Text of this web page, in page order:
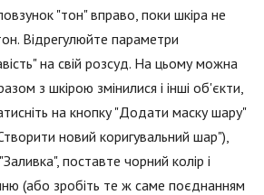
"тон" вправо, поки шкіра не
Відрегулюйте параметри
на свій розсуд. На цьому можна
з шкірою змінилися і інші об'єкти,
на кнопку "Додати маску шару"
новий коригувальний шар"),
поставте чорний колір і
(або зробіть те ж саме поєднанням